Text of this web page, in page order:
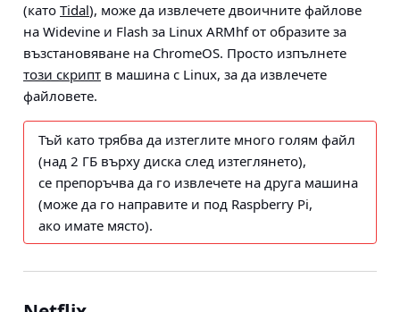
(като Tidal), може да извлечете двоичните файлове
на Widevine и Flash за Linux ARMhf от образите за
възстановяване на ChromeOS. Просто изпълнете
този скрипт в машина с Linux, за да извлечете
файловете.
Тъй като трябва да изтеглите много голям файл
(над 2 ГБ върху диска след изтеглянето),
се препоръчва да го извлечете на друга машина
(може да го направите и под Raspberry Pi,
ако имате място).